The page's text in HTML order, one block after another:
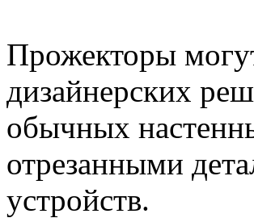
Прожекторы
дизайнерских
обычных
отрезанными
устройств.